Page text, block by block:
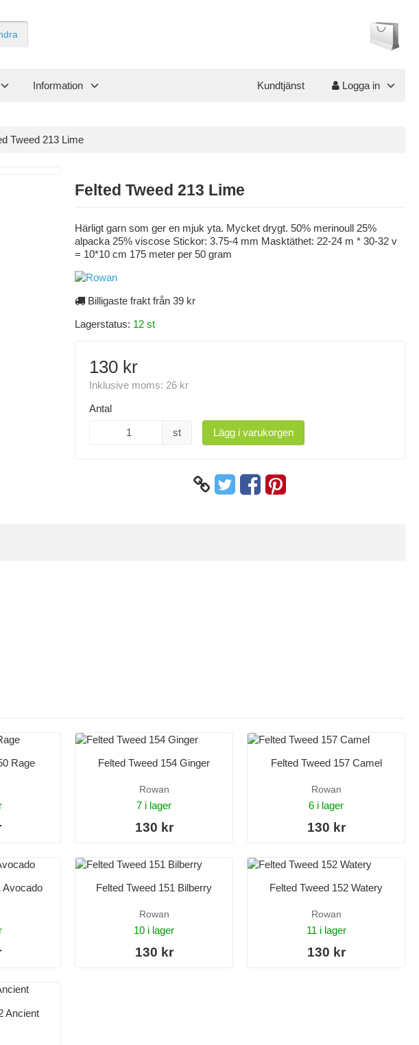
Information Kundtjänst Logga in
Tweed 213 Lime
Felted Tweed 213 Lime
Härligt garn som ger en mjuk yta. Mycket drygt. 50% merinoull 25%
alpacka 25% viscose Stickor: 3.75-4 mm Masktäthet: 22-24 m * 30-32 v
= 10*10 cm 175 meter per 50 gram
Billigaste frakt från 39 kr
Lagerstatus: 12 st
130 kr
Inklusive moms: 26 kr
Antal
st Lägg i varukorgen
Rage Felted Tweed 154 Ginger
Rowan
7 i lager
130 kr
Felted Tweed 157 Camel
Rowan
6 i lager
130 kr
Avocado Felted Tweed 151 Bilberry
Rowan
10 i lager
130 kr
Felted Tweed 152 Watery
Rowan
11 i lager
130 kr
Ancient